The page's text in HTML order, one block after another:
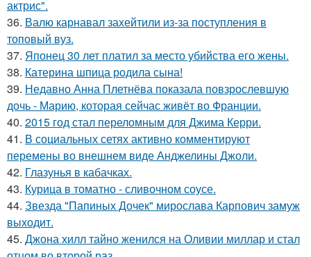
актрис".
36. Валю карнавал захейтили из-за поступления в
топовый вуз.
37. Японец 30 лет платил за место убийства его жены.
38. Катерина шпица родила сына!
39. Недавно Анна Плетнёва показала повзрослевшую
дочь - Марию, которая сейчас живёт во Франции.
40. 2015 год стал переломным для Джима Керри.
41. В социальных сетях активно комментируют
перемены во внешнем виде Анджелины Джоли.
42. Глазунья в кабачках.
43. Курица в томатно - сливочном соусе.
44. Звезда "Папиных Дочек" мирослава Карпович замуж
выходит.
45. Джона хилл тайно женился на Оливии миллар и стал